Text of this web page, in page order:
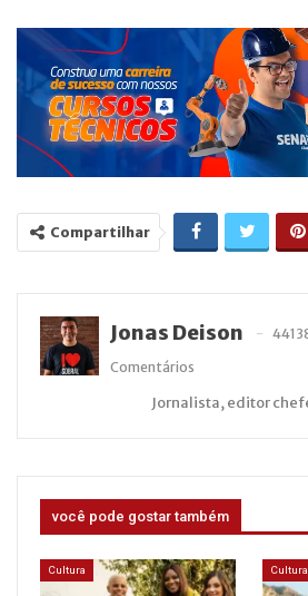
Compartilhar
Jonas Deison
Comentários
Jornalista, editor
você pode gostar também
Cultura Cultura